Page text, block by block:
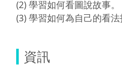
(2) 學習如何看圖說故事。
(3) 學習如何為自己的看法
資訊